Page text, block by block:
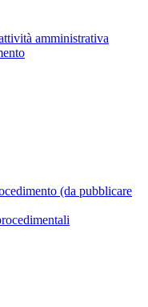
amministrativa
(da pubblicare